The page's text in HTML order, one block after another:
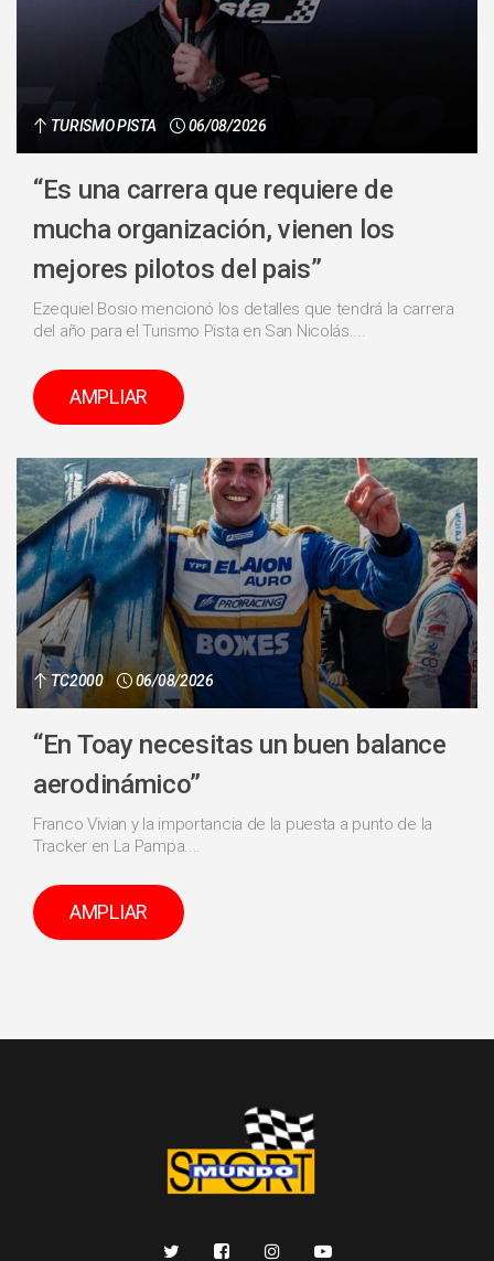
TURISMO PISTA 06/08/2026
“Es una carrera que requiere de
mucha organización, vienen los
mejores pilotos del pais”
Ezequiel Bosio mencionó los detalles que tendrá la carrera
del año para el Turismo Pista en San Nicolás....
AMPLIAR
TC2000 06/08/2026
“En Toay necesitas un buen balance
aerodinámico”
Franco Vivian y la importancia de la puesta a punto de la
Tracker en La Pampa....
AMPLIAR